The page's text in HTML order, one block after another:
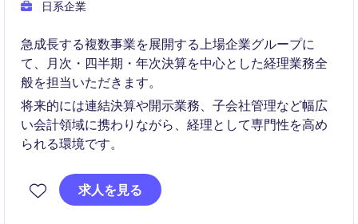
日系企業
急成長する複数事業を展開する上場企業グループに
て、月次・四半期・年次決算を中心とした経理業務全
般を担当いただきます。
将来的には連結決算や開示業務、子会社管理など幅広
い会計領域に携わりながら、経理として専門性を高め
られる環境です。
求人を見る